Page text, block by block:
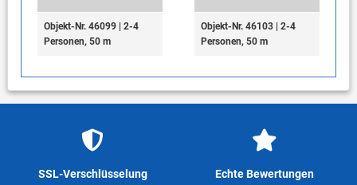
Objekt-Nr. 46099 | 2-4
Personen, 50 m
Objekt-Nr. 46103 | 2-4
Personen, 50 m
SSL-Verschlüsselung
Echte Bewertungen